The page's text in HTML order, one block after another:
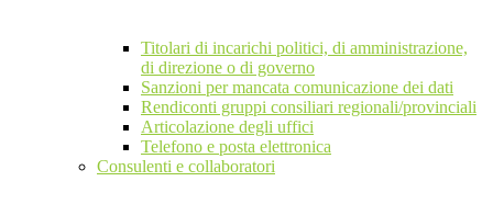
Titolari di incarichi politici, di amministrazione,
di direzione o di governo
Sanzioni per mancata comunicazione dei dati
Rendiconti gruppi consiliari regionali/provinciali
Articolazione degli uffici
Telefono e posta elettronica
Consulenti e collaboratori